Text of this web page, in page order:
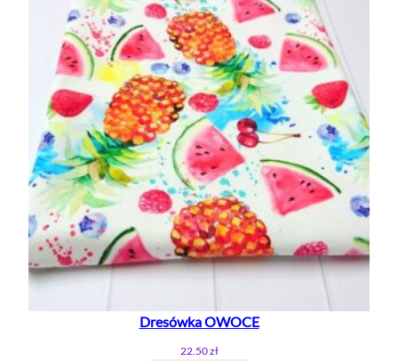
Dresówka OWOCE
22.50zł